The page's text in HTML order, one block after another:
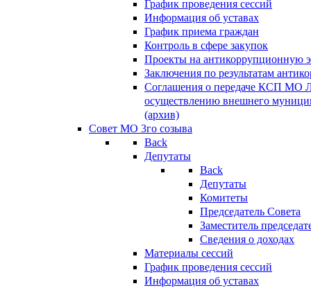
График проведения сессий
Информация об уставах
График приема граждан
Контроль в сфере закупок
Проекты на антикоррупционную
Заключения по результатам
Соглашения о передаче КСП МО
осуществлению внешнего
(архив)
Совет МО 3го созыва
Back
Депутаты
Back
Депутаты
Комитеты
Председатель Совета
Заместитель
Сведения о доходах
Материалы сессий
График проведения сессий
Информация об уставах